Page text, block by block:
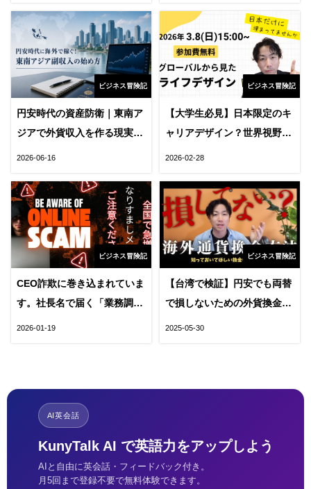
ビジネス冒険記
円安時代の資産防衛｜東南ア
ジアで外貨収入を作る現実的
2026-06-16
ビジネス冒険記
【大学生必見】日本限定のキ
ャリアデザイン？世界視野で
2026-02-28
ビジネス冒険記
CEO詐欺に巻き込まれていま
す。社長名で届く「業務調整
2026-01-19
ビジネス冒険記
【台湾で検証】円安でも両替
で損しないための外貨換金テ
2025-05-30
AI英会話
KunyTalk AI で英語力をアップしよう
AIと自由に英会話・フィードバック付き。
月5回まで登録不要で無料体験できます。